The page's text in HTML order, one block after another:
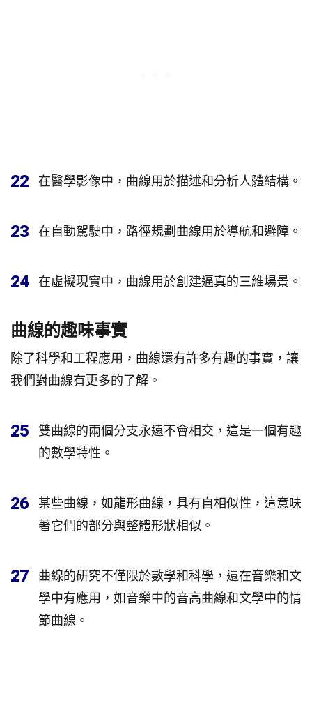
22 在醫學影像中，曲線用於描述和分析人體結構。
23 在自動駕駛中，路徑規劃曲線用於導航和避障。
24 在虛擬現實中，曲線用於創建逼真的三維場景。
曲線的趣味事實
除了科學和工程應用，曲線還有許多有趣的事實，讓
我們對曲線有更多的了解。
25
雙曲線的兩個分支永遠不會相交，這是一個有趣
的數學特性。
26
某些曲線，如龍形曲線，具有自相似性，這意味
著它們的部分與整體形狀相似。
27
曲線的研究不僅限於數學和科學，還在音樂和文
學中有應用，如音樂中的音高曲線和文學中的情
節曲線。